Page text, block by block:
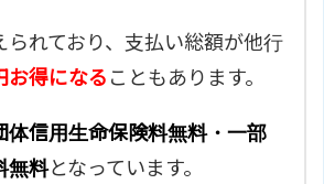
られており、支払い総額が他行
お得になる こともあります。
体信用生命保険料無料・一部
無料となっています。